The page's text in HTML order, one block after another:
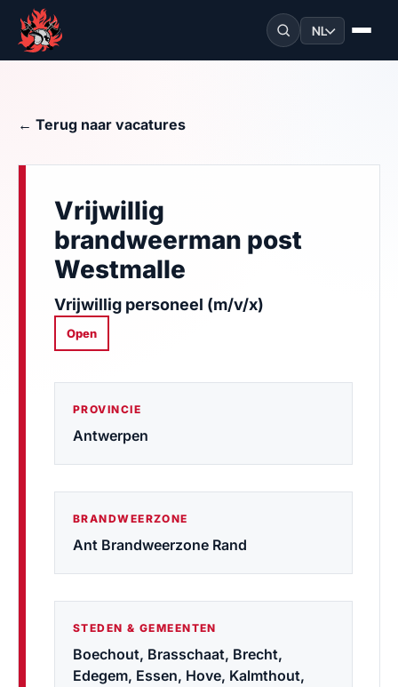
NL
← Terug naar vacatures
Vrijwillig
brandweerman post
Westmalle
Vrijwillig personeel (m/v/x)
Open
PROVINCIE
Antwerpen
BRANDWEERZONE
Ant Brandweerzone Rand
STEDEN & GEMEENTEN
Boechout, Brasschaat, Brecht,
Edegem, Essen, Hove, Kalmthout,